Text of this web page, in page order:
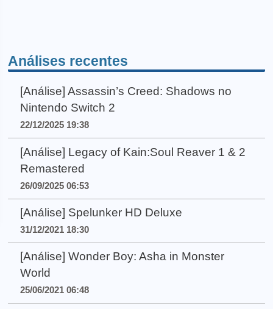
Análises recentes
[Análise] Assassin’s Creed: Shadows no
Nintendo Switch 2
22/12/2025 19:38
[Análise] Legacy of Kain:Soul Reaver 1 & 2
Remastered
26/09/2025 06:53
[Análise] Spelunker HD Deluxe
31/12/2021 18:30
[Análise] Wonder Boy: Asha in Monster
World
25/06/2021 06:48